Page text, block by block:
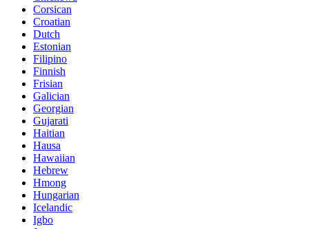
Corsican
Croatian
Dutch
Estonian
Filipino
Finnish
Frisian
Galician
Georgian
Gujarati
Haitian
Hausa
Hawaiian
Hebrew
Hmong
Hungarian
Icelandic
Igbo